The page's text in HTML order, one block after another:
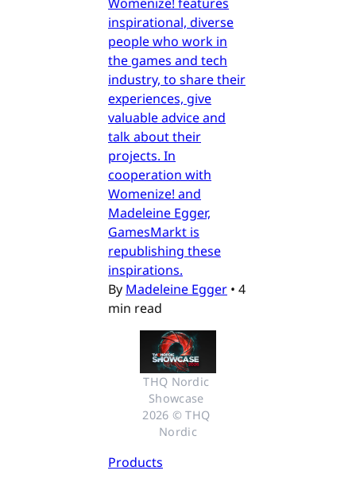
inspirational, diverse
people who work in
the games and tech
industry, to share their
experiences, give
valuable advice and
talk about their
projects. In
cooperation with
Womenize! and
Madeleine Egger,
GamesMarkt is
republishing these
inspirations.
By Madeleine Egger • 4
min read
THQ Nordic
Showcase
2026 © THQ
Nordic
Products